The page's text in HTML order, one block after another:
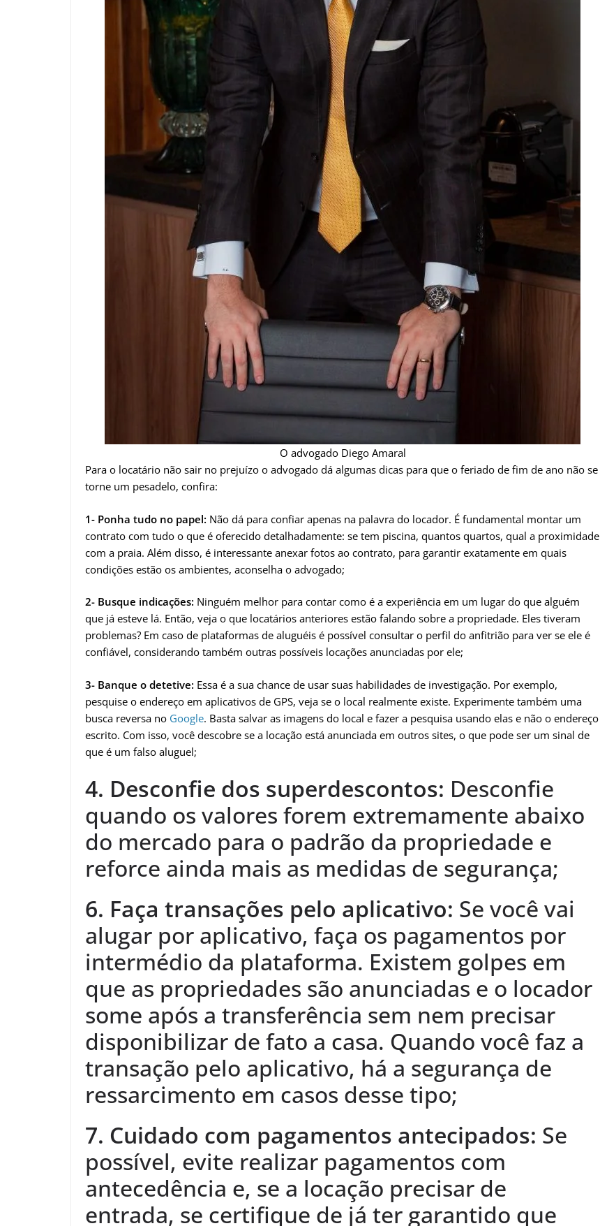
O advogado Diego Amaral
Para o locatário não sair no prejuízo o advogado dá algumas dicas para que o feriado de fim de ano não se
torne um pesadelo, confira:
1- Ponha tudo no papel: Não dá para confiar apenas na palavra do locador. É fundamental montar um
contrato com tudo o que é oferecido detalhadamente: se tem piscina, quantos quartos, qual a proximidade
com a praia. Além disso, é interessante anexar fotos ao contrato, para garantir exatamente em quais
condições estão os ambientes, aconselha o advogado;
2- Busque indicações: Ninguém melhor para contar como é a experiência em um lugar do que alguém
que já esteve lá. Então, veja o que locatários anteriores estão falando sobre a propriedade. Eles tiveram
problemas? Em caso de plataformas de aluguéis é possível consultar o perfil do anfitrião para ver se ele é
confiável, considerando também outras possíveis locações anunciadas por ele;
3- Banque o detetive: Essa é a sua chance de usar suas habilidades de investigação. Por exemplo,
pesquise o endereço em aplicativos de GPS, veja se o local realmente existe. Experimente também uma
busca reversa no Google. Basta salvar as imagens do local e fazer a pesquisa usando elas e não o endereço
escrito. Com isso, você descobre se a locação está anunciada em outros sites, o que pode ser um sinal de
que é um falso aluguel;
4. Desconfie dos superdescontos: Desconfie
quando os valores forem extremamente abaixo
do mercado para o padrão da propriedade e
reforce ainda mais as medidas de segurança;
6. Faça transações pelo aplicativo: Se você vai
alugar por aplicativo, faça os pagamentos por
intermédio da plataforma. Existem golpes em
que as propriedades são anunciadas e o locador
some após a transferência sem nem precisar
disponibilizar de fato a casa. Quando você faz a
transação pelo aplicativo, há a segurança de
ressarcimento em casos desse tipo;
7. Cuidado com pagamentos antecipados: Se
possível, evite realizar pagamentos com
antecedência e, se a locação precisar de
entrada, se certifique de já ter garantido que